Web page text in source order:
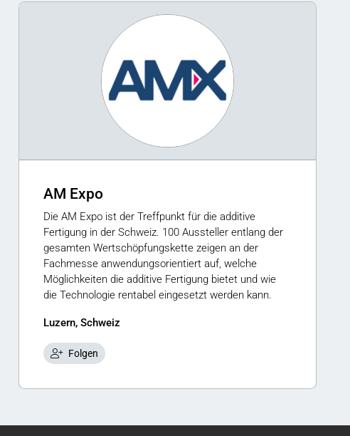
AM Expo
Die AM Expo ist der Treffpunkt für die additive
Fertigung in der Schweiz. 100 Aussteller entlang der
gesamten Wertschöpfungskette zeigen an der
Fachmesse anwendungsorientiert auf, welche
Möglichkeiten die additive Fertigung bietet und wie
die Technologie rentabel eingesetzt werden kann.
Luzern, Schweiz
Folgen